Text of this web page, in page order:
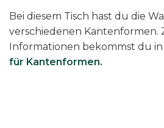
Bei diesem Tisch hast du die
verschiedenen Kantenformen.
Informationen bekommst du
für Kantenformen.